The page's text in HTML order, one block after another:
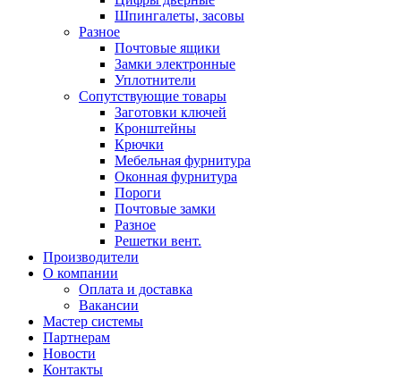
Шпингалеты, засовы
Разное
Почтовые ящики
Замки электронные
Уплотнители
Сопутствующие товары
Заготовки ключей
Кронштейны
Крючки
Мебельная фурнитура
Оконная фурнитура
Пороги
Почтовые замки
Разное
Решетки вент.
Производители
О компании
Оплата и доставка
Вакансии
Мастер системы
Партнерам
Новости
Контакты